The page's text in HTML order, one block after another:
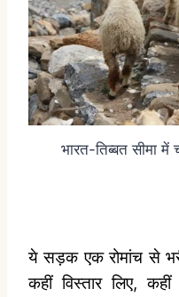
भारत-तिब्बत सीमा में
ये सड़क एक रोमांच से
कहीं विस्तार लिए,